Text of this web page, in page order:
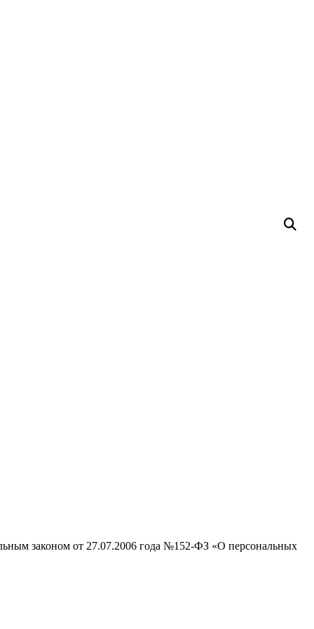
законом от 27.07.2006 года №152-ФЗ «О персональных